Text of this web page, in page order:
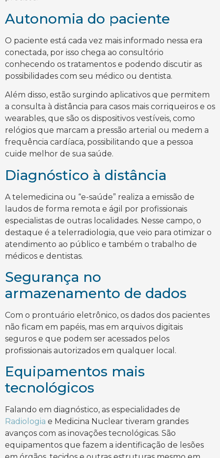
Autonomia do paciente
O paciente está cada vez mais informado nessa era
conectada, por isso chega ao consultório
conhecendo os tratamentos e podendo discutir as
possibilidades com seu médico ou dentista.
Além disso, estão surgindo aplicativos que permitem
a consulta à distância para casos mais corriqueiros e os
wearables, que são os dispositivos vestíveis, como
relógios que marcam a pressão arterial ou medem a
frequência cardíaca, possibilitando que a pessoa
cuide melhor de sua saúde.
Diagnóstico à distância
A telemedicina ou “e-saúde” realiza a emissão de
laudos de forma remota e ágil por profissionais
especialistas de outras localidades. Nesse campo, o
destaque é a telerradiologia, que veio para otimizar o
atendimento ao público e também o trabalho de
médicos e dentistas.
Segurança no
armazenamento de dados
Com o prontuário eletrônico, os dados dos pacientes
não ficam em papéis, mas em arquivos digitais
seguros e que podem ser acessados pelos
profissionais autorizados em qualquer local.
Equipamentos mais
tecnológicos
Falando em diagnóstico, as especialidades de
Radiologia e Medicina Nuclear tiveram grandes
avanços com as inovações tecnológicas. São
equipamentos que fazem a identificação de lesões